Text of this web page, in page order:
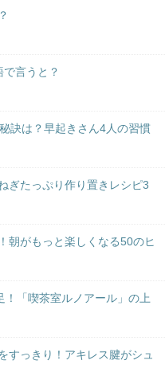
で言うと？
訣は？早起きさん4人の習慣
ぎたっぷり作り置きレシピ3
朝がもっと楽しくなる50のヒ
！「喫茶室ルノアール」の上
すっきり！アキレス腱がシュ